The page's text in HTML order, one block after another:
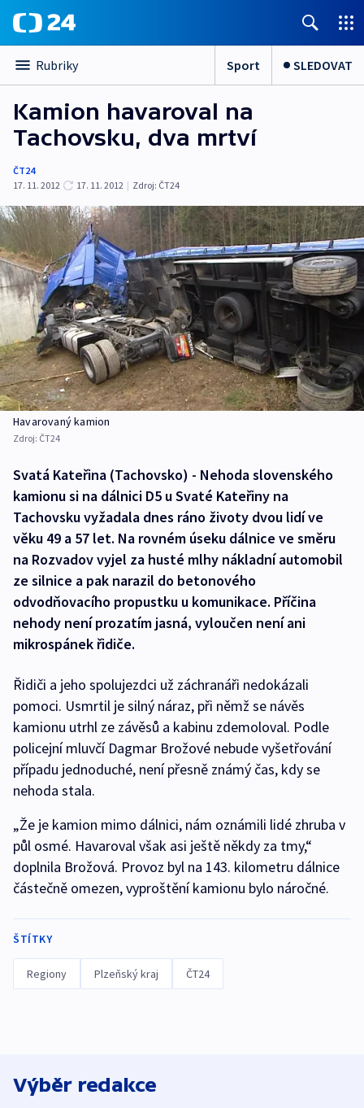
Rubriky Sport SLEDOVAT
Kamion havaroval na
Tachovsku, dva mrtví
ČT24
17. 11. 2012
17. 11. 2012 | Zdroj: ČT24
Havarovaný kamion
Zdroj: ČT24
Svatá Kateřina (Tachovsko) - Nehoda slovenského
kamionu si na dálnici D5 u Svaté Kateřiny na
Tachovsku vyžadala dnes ráno životy dvou lidí ve
věku 49 a 57 let. Na rovném úseku dálnice ve směru
na Rozvadov vyjel za husté mlhy nákladní automobil
ze silnice a pak narazil do betonového
odvodňovacího propustku u komunikace. Příčina
nehody není prozatím jasná, vyloučen není ani
mikrospánek řidiče.
Řidiči a jeho spolujezdci už záchranáři nedokázali
pomoci. Usmrtil je silný náraz, při němž se návěs
kamionu utrhl ze závěsů a kabinu zdemoloval. Podle
policejní mluvčí Dagmar Brožové nebude vyšetřování
případu jednoduché, není přesně známý čas, kdy se
nehoda stala.
„Že je kamion mimo dálnici, nám oznámili lidé zhruba v
půl osmé. Havaroval však asi ještě někdy za tmy,“
doplnila Brožová. Provoz byl na 143. kilometru dálnice
částečně omezen, vyproštění kamionu bylo náročné.
ŠTÍTKY
Regiony Plzeňský kraj ČT24
Výběr redakce